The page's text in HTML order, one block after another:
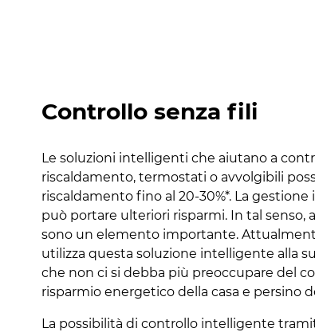
Controllo senza fili
Le soluzioni intelligenti che aiutano a
riscaldamento, termostati o avvolgibili
riscaldamento fino al 20-30%*. La
può portare ulteriori risparmi. In tal senso,
sono un elemento importante.
utilizza questa soluzione intelligente alla
che non ci si debba più preoccupare del
risparmio energetico della casa e persino
La possibilità di controllo intelligente